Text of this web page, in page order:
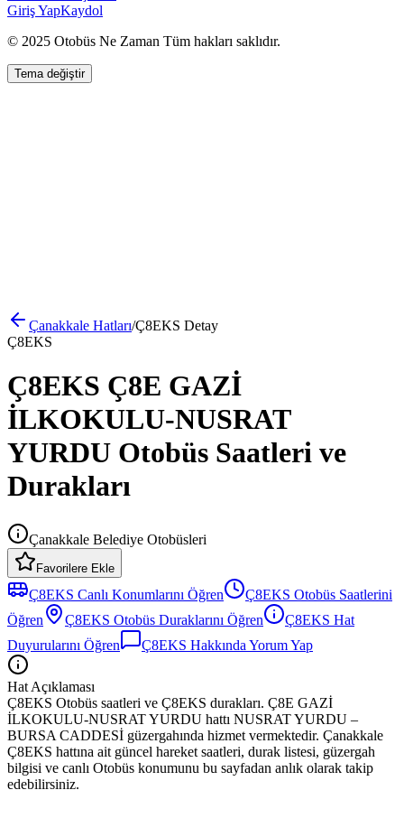
Giriş YapKaydol
© 2025 Otobüs Ne Zaman Tüm hakları saklıdır.
Tema değiştir
Çanakkale Hatları/Ç8EKS Detay
Ç8EKS
Ç8EKS Ç8E GAZİ
İLKOKULU-NUSRAT
YURDU Otobüs Saatleri ve
Durakları
Çanakkale Belediye Otobüsleri
Favorilere Ekle
Ç8EKS Canlı Konumlarını Öğren Ç8EKS Otobüs Saatlerini
Öğren
Ç8EKS Otobüs Duraklarını Öğren Ç8EKS Hat
Duyurularını Öğren
Ç8EKS Hakkında Yorum Yap
Hat Açıklaması
Ç8EKS Otobüs saatleri ve Ç8EKS durakları. Ç8E GAZİ
İLKOKULU-NUSRAT YURDU hattı NUSRAT YURDU –
BURSA CADDESİ güzergahında hizmet vermektedir. Çanakkale
Ç8EKS hattına ait güncel hareket saatleri, durak listesi, güzergah
bilgisi ve canlı Otobüs konumunu bu sayfadan anlık olarak takip
edebilirsiniz.